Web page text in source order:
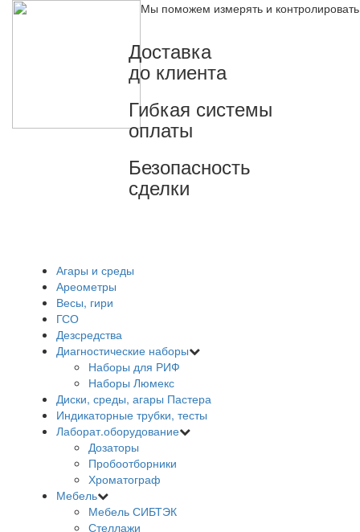
Мы поможем измерять и
Доставка
до клиента
Гибкая системы
оплаты
Безопасность
сделки
Агары и среды
Ареометры
Весы, гири
ГСО
Дезсредства
Диагностические наборы
Наборы для РИФ
Наборы Люмекс
Диски, среды, агары Пастера
Индикаторные трубки, тесты
Лаборат.оборудование
Дозаторы
Пробоотборники
Хроматограф
Мебель
Мебель СИБТЭК
Стеллажи